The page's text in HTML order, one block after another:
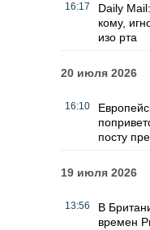
16:17
Daily
кому,
изо рта
20 июля 2026
16:10
посту
19 июля 2026
13:56
В
времен